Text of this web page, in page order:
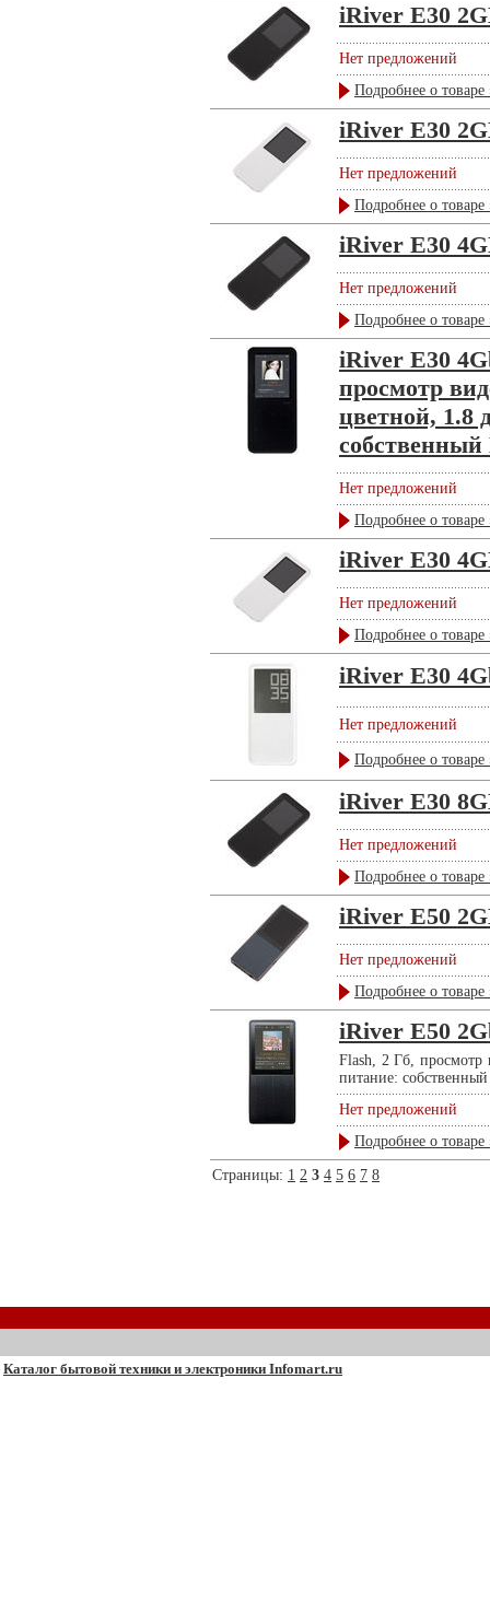
iRiver E30
Нет предложений
Подробнее о товаре
iRiver E30
Нет предложений
Подробнее о товаре
iRiver E30
Нет предложений
Подробнее о товаре
iRiver E30
просмотр
цветной, 1.8
собственный
Нет предложений
Подробнее о товаре
iRiver E30
Нет предложений
Подробнее о товаре
iRiver E30
Нет предложений
Подробнее о товаре
iRiver E30
Нет предложений
Подробнее о товаре
iRiver E50
Нет предложений
Подробнее о товаре
iRiver E50
Flash, 2 Гб,
питание:
Нет предложений
Подробнее о товаре
Страницы: 1 2 3 4 5 6 7 8
Каталог бытовой техники и электроники Infomart.ru